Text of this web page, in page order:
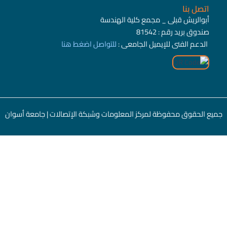
اتصل بنا
أبوالريش قبلى _ مجمع كلية الهندسة
صندوق بريد رقم : 81542
الدعم الفنى للإيميل الجامعى :للتواصلاضغط هنا
جميع الحقوق محفوظة لمركز المعلومات وشبكة الإتصالات |جامعة أسوان